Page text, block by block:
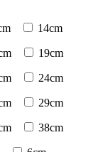
14cm
19cm
24cm
29cm
38cm